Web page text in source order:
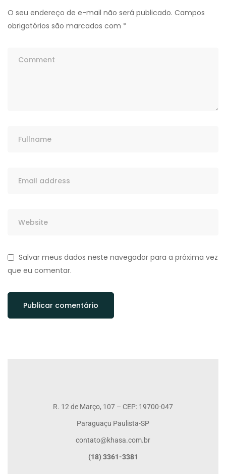
O seu endereço de e-mail não será publicado. Campos
obrigatórios são marcados com *
Salvar meus dados neste navegador para a próxima vez
que eu comentar.
R. 12 de Março, 107 – CEP: 19700-047
Paraguaçu Paulista-SP
contato@khasa.com.br
(18) 3361-3381